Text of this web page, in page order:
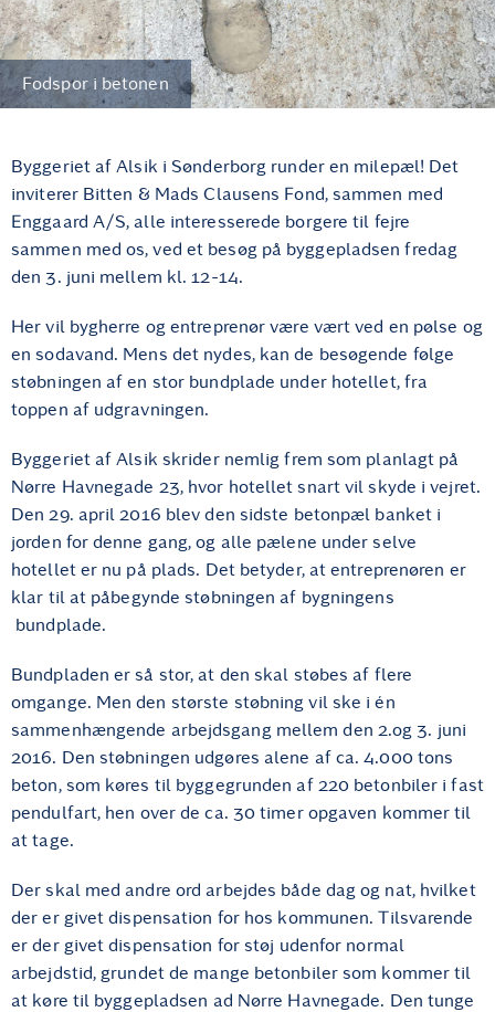
Fodspor i betonen
Byggeriet af Alsik i Sønderborg runder en milepæl! Det
inviterer Bitten & Mads Clausens Fond, sammen med
Enggaard A/S, alle interesserede borgere til fejre
sammen med os, ved et besøg på byggepladsen fredag
den 3. juni mellem kl. 12-14.
Her vil bygherre og entreprenør være vært ved en pølse og
en sodavand. Mens det nydes, kan de besøgende følge
støbningen af en stor bundplade under hotellet, fra
toppen af udgravningen.
Byggeriet af Alsik skrider nemlig frem som planlagt på
Nørre Havnegade 23, hvor hotellet snart vil skyde i vejret.
Den 29. april 2016 blev den sidste betonpæl banket i
jorden for denne gang, og alle pælene under selve
hotellet er nu på plads. Det betyder, at entreprenøren er
klar til at påbegynde støbningen af bygningens
bundplade.
Bundpladen er så stor, at den skal støbes af flere
omgange. Men den største støbning vil ske i én
sammenhængende arbejdsgang mellem den 2.og 3. juni
2016. Den støbningen udgøres alene af ca. 4.000 tons
beton, som køres til byggegrunden af 220 betonbiler i fast
pendulfart, hen over de ca. 30 timer opgaven kommer til
at tage.
Der skal med andre ord arbejdes både dag og nat, hvilket
der er givet dispensation for hos kommunen. Tilsvarende
er der givet dispensation for støj udenfor normal
arbejdstid, grundet de mange betonbiler som kommer til
at køre til byggepladsen ad Nørre Havnegade. Den tunge